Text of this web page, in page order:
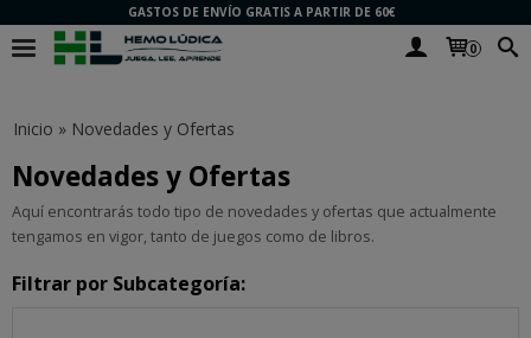
GASTOS DE ENVÍO GRATIS A PARTIR DE 60€
0
Inicio » Novedades y Ofertas
Novedades y Ofertas
Aquí encontrarás todo tipo de novedades y ofertas que actualmente
tengamos en vigor, tanto de juegos como de libros.
Filtrar por Subcategoría: